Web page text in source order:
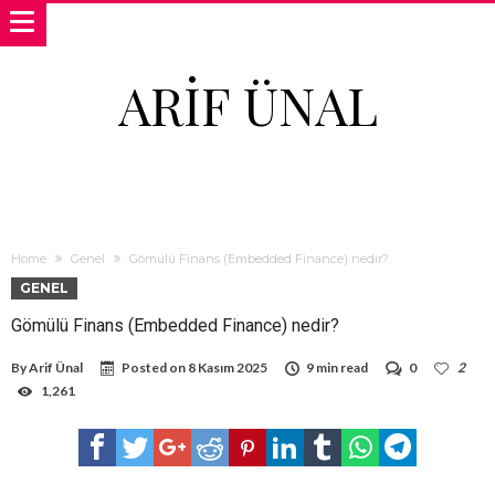
ARIF ÜNAL
Home Genel Gömülü Finans (Embedded Finance) nedir?
GENEL
Gömülü Finans (Embedded Finance) nedir?
ByArif Ünal Posted on 8 Kasım 2025 9 min read 0
2
1,261